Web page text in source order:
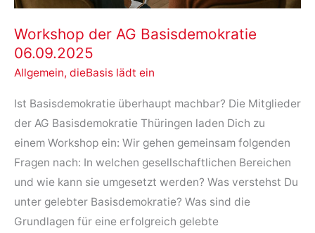
Workshop der AG Basisdemokratie
06.09.2025
Allgemein, dieBasis lädt ein
Ist Basisdemokratie überhaupt machbar? Die Mitglieder
der AG Basisdemokratie Thüringen laden Dich zu
einem Workshop ein: Wir gehen gemeinsam folgenden
Fragen nach: In welchen gesellschaftlichen Bereichen
und wie kann sie umgesetzt werden? Was verstehst Du
unter gelebter Basisdemokratie? Was sind die
Grundlagen für eine erfolgreich gelebte